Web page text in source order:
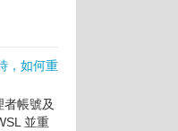
，如何重
者帳號及
並重